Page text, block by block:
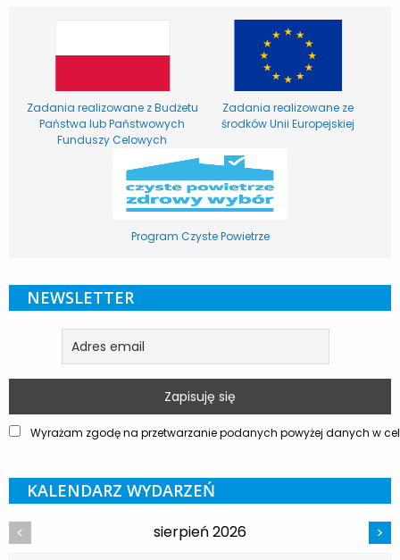
Zadania realizowane z Budżetu
Państwa lub Państwowych
Funduszy Celowych
Zadania realizowane ze
środków Unii Europejskiej
Program Czyste Powietrze
NEWSLETTER
Wyrażam zgodę na przetwarzanie podanych powyżej danych w
KALENDARZ WYDARZEŃ
< sierpień 2026 >